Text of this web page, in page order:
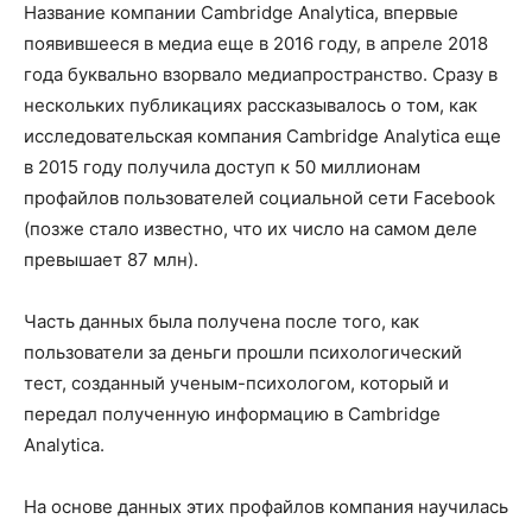
Название компании Cambridge Analytica, впервые
появившееся в медиа еще в 2016 году, в апреле 2018
года буквально взорвало медиапространство. Сразу в
нескольких публикациях рассказывалось о том, как
исследовательская компания Cambridge Analytica еще
в 2015 году получила доступ к 50 миллионам
профайлов пользователей социальной сети Facebook
(позже стало известно, что их число на самом деле
превышает 87 млн).
Часть данных была получена после того, как
пользователи за деньги прошли психологический
тест, созданный ученым-психологом, который и
передал полученную информацию в Cambridge
Analytica.
На основе данных этих профайлов компания научилась